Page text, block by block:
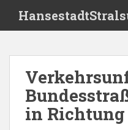
i
in Richtung